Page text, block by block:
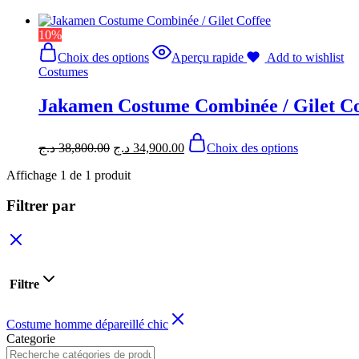
10%
Choix des options
Aperçu rapide
Add to wishlist
Costumes
Jakamen Costume Combinée / Gilet
38,800.00 د.ج 34,900.00 د.ج
Choix des options
Affichage 1 de 1 produit
Filtrer par
Filtre
Costume homme dépareillé chic
Categorie